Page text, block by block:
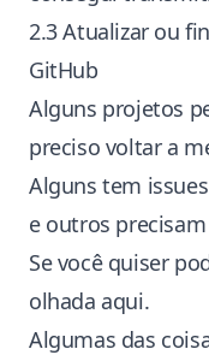
2.3 Atualizar ou
GitHub
Alguns projetos
preciso voltar a
Alguns tem
e outros
Se você quiser
olhada aqui.
Algumas das